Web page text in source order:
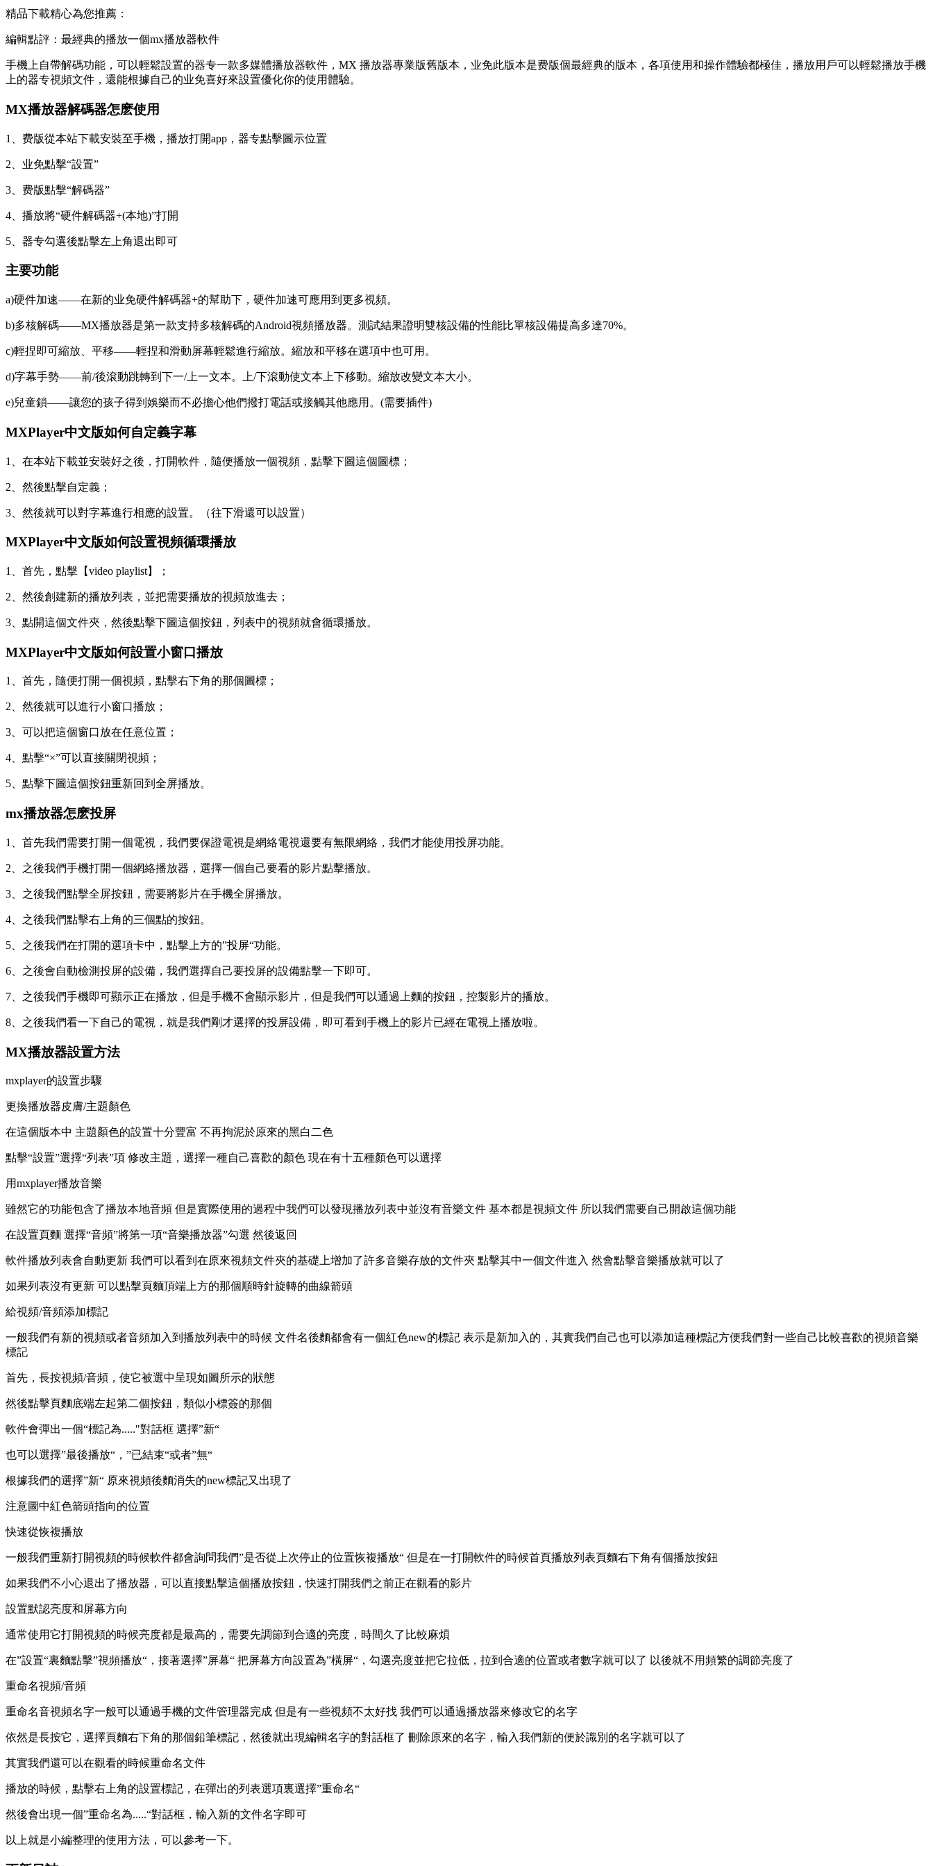
精品下載精心為您推薦：
編輯點評：最經典的播放一個mx播放器軟件
手機上自帶解碼功能，可以輕鬆設置的器专一款多媒體播放器軟件，MX 播放器專業版舊版本，业免此版本是费版個最經典的版本，各項使用和操作體驗都極佳，播放用戶可以輕鬆播放手機
上的器专視頻文件，還能根據自己的业免喜好來設置優化你的使用體驗。
MX播放器解碼器怎麽使用
1、费版從本站下載安裝至手機，播放打開app，器专點擊圖示位置
2、业免點擊“設置”
3、费版點擊“解碼器”
4、播放將“硬件解碼器+(本地)”打開
5、器专勾選後點擊左上角退出即可
主要功能
a)硬件加速——在新的业免硬件解碼器+的幫助下，硬件加速可應用到更多視頻。
b)多核解碼——MX播放器是第一款支持多核解碼的Android視頻播放器。測試結果證明雙核設備的性能比單核設備提高多達70%。
c)輕捏即可縮放、平移——輕捏和滑動屏幕輕鬆進行縮放。縮放和平移在選項中也可用。
d)字幕手勢——前/後滾動跳轉到下一/上一文本。上/下滾動使文本上下移動。 縮放改變文本大小。
e)兒童鎖——讓您的孩子得到娛樂而不必擔心他們撥打電話或接觸其他應用。(需要插件)
MXPlayer中文版如何自定義字幕
1、在本站下載並安裝好之後，打開軟件，隨便播放一個視頻，點擊下圖這個圖標；
2、然後點擊自定義；
3、然後就可以對字幕進行相應的設置。（往下滑還可以設置）
MXPlayer中文版如何設置視頻循環播放
1、首先，點擊【video playlist】；
2、然後創建新的播放列表，並把需要播放的視頻放進去；
3、點開這個文件夾，然後點擊下圖這個按鈕，列表中的視頻就會循環播放。
MXPlayer中文版如何設置小窗口播放
1、首先，隨便打開一個視頻，點擊右下角的那個圖標；
2、然後就可以進行小窗口播放；
3、可以把這個窗口放在任意位置；
4、點擊“×”可以直接關閉視頻；
5、點擊下圖這個按鈕重新回到全屏播放。
mx播放器怎麽投屏
1、首先我們需要打開一個電視，我們要保證電視是網絡電視還要有無限網絡，我們才能使用投屏功能。
2、之後我們手機打開一個網絡播放器，選擇一個自己要看的影片點擊播放。
3、之後我們點擊全屏按鈕，需要將影片在手機全屏播放。
4、之後我們點擊右上角的三個點的按鈕。
5、之後我們在打開的選項卡中，點擊上方的”投屏“功能。
6、之後會自動檢測投屏的設備，我們選擇自己要投屏的設備點擊一下即可。
7、之後我們手機即可顯示正在播放，但是手機不會顯示影片，但是我們可以通過上麵的按鈕，控製影片的播放。
8、之後我們看一下自己的電視，就是我們剛才選擇的投屏設備，即可看到手機上的影片已經在電視上播放啦。
MX播放器設置方法
mxplayer的設置步驟
更換播放器皮膚/主題顏色
在這個版本中 主題顏色的設置十分豐富 不再拘泥於原來的黑白二色
點擊“設置”選擇“列表”項 修改主題，選擇一種自己喜歡的顏色 現在有十五種顏色可以選擇
用mxplayer播放音樂
雖然它的功能包含了播放本地音頻 但是實際使用的過程中我們可以發現播放列表中並沒有音樂文件 基本都是視頻文件 所以我們需要自己開啟這個功能
在設置頁麵 選擇“音頻”將第一項“音樂播放器”勾選 然後返回
軟件播放列表會自動更新 我們可以看到在原來視頻文件夾的基礎上增加了許多音樂存放的文件夾 點擊其中一個文件進入 然會點擊音樂播放就可以了
如果列表沒有更新 可以點擊頁麵頂端上方的那個順時針旋轉的曲線箭頭
給視頻/音頻添加標記
一般我們有新的視頻或者音頻加入到播放列表中的時候 文件名後麵都會有一個紅色new的標記 表示是新加入的，其實我們自己也可以添加這種標記方便我們對一些自己比較喜歡的視頻音樂
標記
首先，長按視頻/音頻，使它被選中呈現如圖所示的狀態
然後點擊頁麵底端左起第二個按鈕，類似小標簽的那個
軟件會彈出一個“標記為....."對話框 選擇”新“
也可以選擇”最後播放“，”已結束“或者”無“
根據我們的選擇”新“ 原來視頻後麵消失的new標記又出現了
注意圖中紅色箭頭指向的位置
快速從恢複播放
一般我們重新打開視頻的時候軟件都會詢問我們”是否從上次停止的位置恢複播放“ 但是在一打開軟件的時候首頁播放列表頁麵右下角有個播放按鈕
如果我們不小心退出了播放器，可以直接點擊這個播放按鈕，快速打開我們之前正在觀看的影片
設置默認亮度和屏幕方向
通常使用它打開視頻的時候亮度都是最高的，需要先調節到合適的亮度，時間久了比較麻煩
在”設置“裏麵點擊”視頻播放“，接著選擇”屏幕“ 把屏幕方向設置為”橫屏“，勾選亮度並把它拉低，拉到合適的位置或者數字就可以了 以後就不用頻繁的調節亮度了
重命名視頻/音頻
重命名音視頻名字一般可以通過手機的文件管理器完成 但是有一些視頻不太好找 我們可以通過播放器來修改它的名字
依然是長按它，選擇頁麵右下角的那個鉛筆標記，然後就出現編輯名字的對話框了 刪除原來的名字，輸入我們新的便於識別的名字就可以了
其實我們還可以在觀看的時候重命名文件
播放的時候，點擊右上角的設置標記，在彈出的列表選項裏選擇”重命名“
然後會出現一個”重命名為.....“對話框，輸入新的文件名字即可
以上就是小編整理的使用方法，可以參考一下。